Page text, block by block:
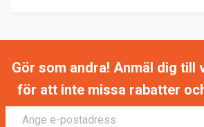
Gör som andra! Anmäl dig till
för att inte missa rabatter